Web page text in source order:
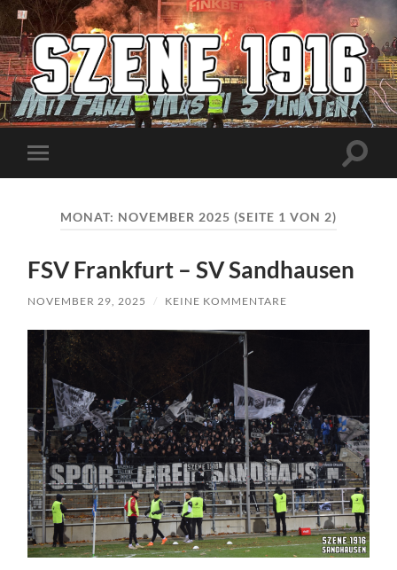
Szene1916
Menü
MONAT: NOVEMBER 2025 (SEITE 1 VON 2)
FSV Frankfurt – SV Sandhausen
NOVEMBER 29, 2025 / KEINE KOMMENTARE